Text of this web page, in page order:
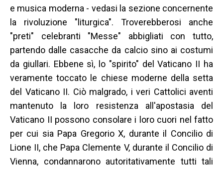
e musica moderna - vedasi la sezione concernente
la rivoluzione "liturgica". Troverebberosi anche
"preti" celebranti "Messe" abbigliati con tutto,
partendo dalle casacche da calcio sino ai costumi
da giullari. Ebbene sì, lo "spirito" del Vaticano II ha
veramente toccato le chiese moderne della setta
del Vaticano II. Ciò malgrado, i veri Cattolici aventi
mantenuto la loro resistenza all'apostasia del
Vaticano II possono consolare i loro cuori nel fatto
per cui sia Papa Gregorio X, durante il Concilio di
Lione II, che Papa Clemente V, durante il Concilio di
Vienna, condannarono autoritativamente tutti tali